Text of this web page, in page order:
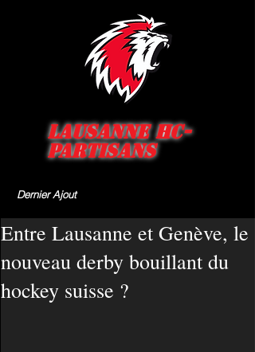
Lausanne HC-
Partisans
Dernier Ajout
Entre Lausanne et Genève, le
nouveau derby bouillant du
hockey suisse ?